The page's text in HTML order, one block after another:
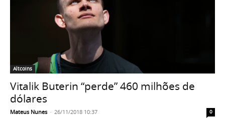
Altcoins
Vitalik Buterin “perde” 460 milhões de
dólares
Mateus Nunes - 26/11/2018 10:37 0